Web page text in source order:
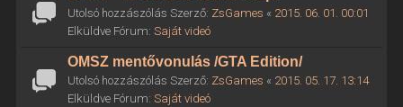
Utolsó hozzászólás Szerző: ZsGames « 2015. 06. 01. 00:01
Elküldve Fórum: Saját videó
OMSZ mentővonulás /GTA Edition/
Utolsó hozzászólás Szerző: ZsGames « 2015. 05. 17. 13:14
Elküldve Fórum: Saját videó